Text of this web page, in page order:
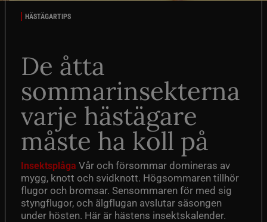
HÄSTÄGARTIPS
De åtta
sommarinsekterna
varje hästägare
måste ha koll på
Insektsplåga Vår och försommar domineras av
mygg, knott och svidknott. Högsommaren tillhör
flugor och bromsar. Sensommaren för med sig
styngflugor, och älgflugan avslutar säsongen
under hösten. Här är hästens insektskalender.